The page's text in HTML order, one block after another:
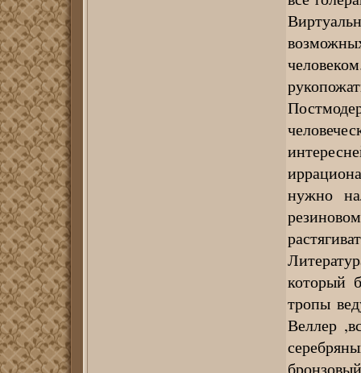
нужно
который
тропы
Веллер